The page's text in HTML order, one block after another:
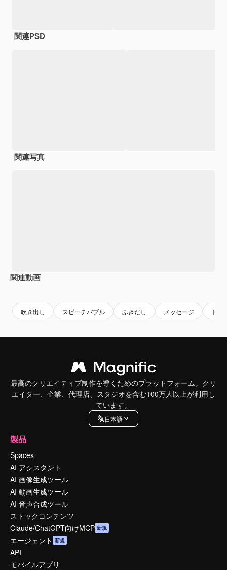
関連PSD
関連写真
関連動画
吹き出し スピーチバブル ふきだし メッセージ トー
最高のクリエイティブ制作を導くためのプラットフォーム。クリ
エイター、企業、代理店、スタジオを含む100万人以上が利用し
ています。
日本語
製品
Spaces
AI アシスタント
AI 画像生成ツール
AI 動画生成ツール
AI 音声合成ツール
ストックコンテンツ
Claude/ChatGPT向けMCP 新規
エージェント 新規
API
モバイルアプリ